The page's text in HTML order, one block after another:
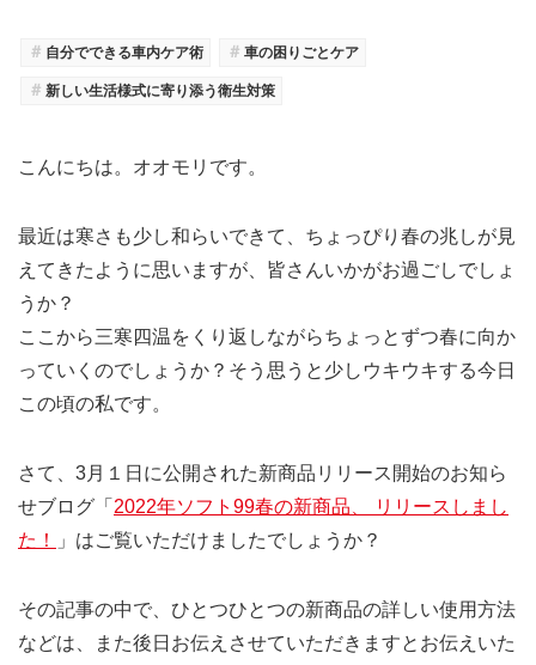
＃ 自分でできる車内ケア術 ＃ 車の困りごとケア
＃ 新しい生活様式に寄り添う衛生対策
こんにちは。オオモリです。
最近は寒さも少し和らいできて、ちょっぴり春の兆しが見
えてきたように思いますが、皆さんいかがお過ごしでしょ
うか？
ここから三寒四温をくり返しながらちょっとずつ春に向か
っていくのでしょうか？そう思うと少しウキウキする今日
この頃の私です。
さて、3月１日に公開された新商品リリース開始のお知ら
せブログ「 2022年ソフト99春の新商品、 リリースしまし
た！
」はご覧いただけましたでしょうか？
その記事の中で、ひとつひとつの新商品の詳しい使用方法
などは、また後日お伝えさせていただきますとお伝えいた